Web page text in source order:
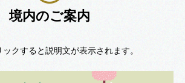
境内のご案内
クすると説明文が表示されます。